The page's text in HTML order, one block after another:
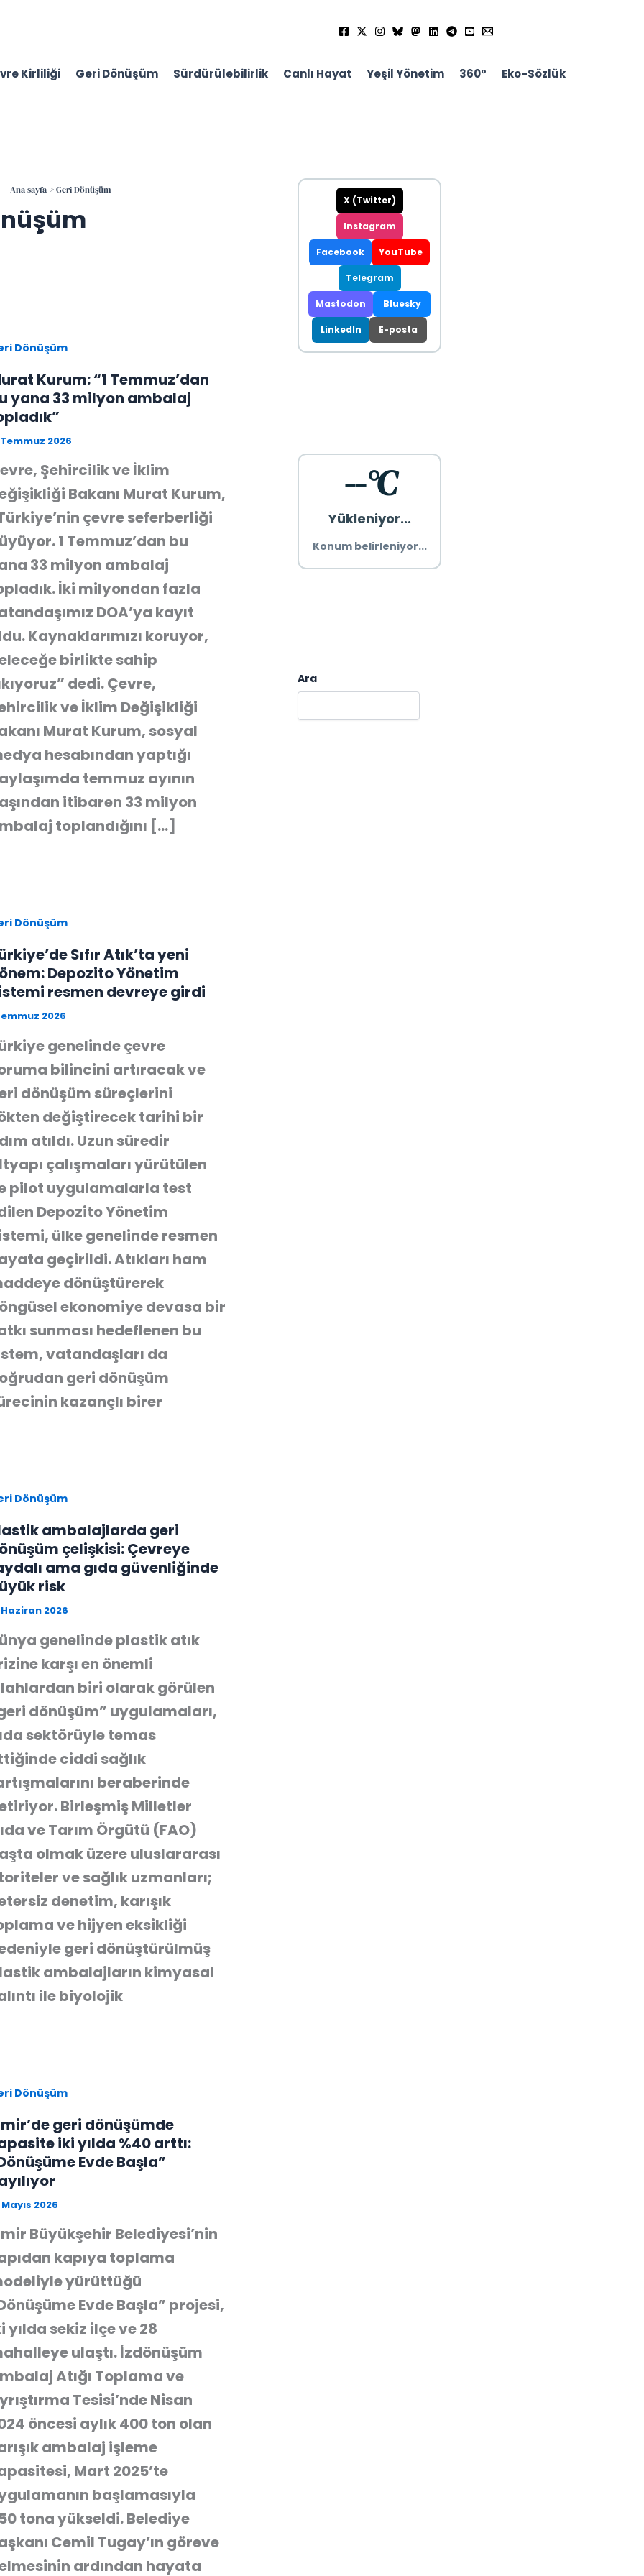
Kirliliği Geri Dönüşüm Sürdürülebilirlik Canlı Hayat Yeşil Yönetim 360° Eko-Sözlük
Ana sayfa Geri Dönüşüm
Dönüşüm
Kurum: “1 Temmuz’dan
yana 33 milyon ambalaj
Temmuz 2026
Şehircilik ve İklim
Bakanı Murat Kurum,
çevre seferberliği
1 Temmuz’dan bu
33 milyon ambalaj
İki milyondan fazla
DOA’ya kayıt
Kaynaklarımızı koruyor,
birlikte sahip
dedi. Çevre,
ve İklim Değişikliği
Murat Kurum, sosyal
hesabından yaptığı
temmuz ayının
itibaren 33 milyon
toplandığını […]
Dönüşüm
Sıfır Atık’ta yeni
Depozito Yönetim
resmen devreye girdi
2026
genelinde çevre
bilincini artıracak ve
dönüşüm süreçlerini
değiştirecek tarihi bir
atıldı. Uzun süredir
çalışmaları yürütülen
pilot uygulamalarla test
Depozito Yönetim
ülke genelinde resmen
geçirildi. Atıkları ham
dönüştürerek
ekonomiye devasa bir
sunması hedeflenen bu
vatandaşları da
geri dönüşüm
kazançlı birer
Dönüşüm
ambalajlarda geri
çelişkisi: Çevreye
ama gıda güvenliğinde
risk
Haziran 2026
genelinde plastik atık
karşı en önemli
biri olarak görülen
dönüşüm” uygulamaları,
sektörüyle temas
ciddi sağlık
beraberinde
Birleşmiş Milletler
ve Tarım Örgütü (FAO)
olmak üzere uluslararası
ve sağlık uzmanları;
denetim, karışık
ve hijyen eksikliği
geri dönüştürülmüş
ambalajların kimyasal
ile biyolojik
Dönüşüm
geri dönüşümde
iki yılda %40 arttı:
Evde Başla”
Mayıs 2026
Büyükşehir Belediyesi’nin
kapıya toplama
yürüttüğü
Evde Başla” projesi,
yılda sekiz ilçe ve 28
ulaştı. İzdönüşüm
Atığı Toplama ve
Tesisi’nde Nisan
öncesi aylık 400 ton olan
ambalaj işleme
Mart 2025’te
başlamasıyla
tona yükseldi. Belediye
Cemil Tugay’ın göreve
ardından hayata
X (Twitter)
Instagram
Facebook YouTube
Telegram
Mastodon Bluesky
LinkedIn E-posta
--°C
Yükleniyor...
Konum belirleniyor...
Ara